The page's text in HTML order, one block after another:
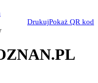
DrukujPokaż QR kod